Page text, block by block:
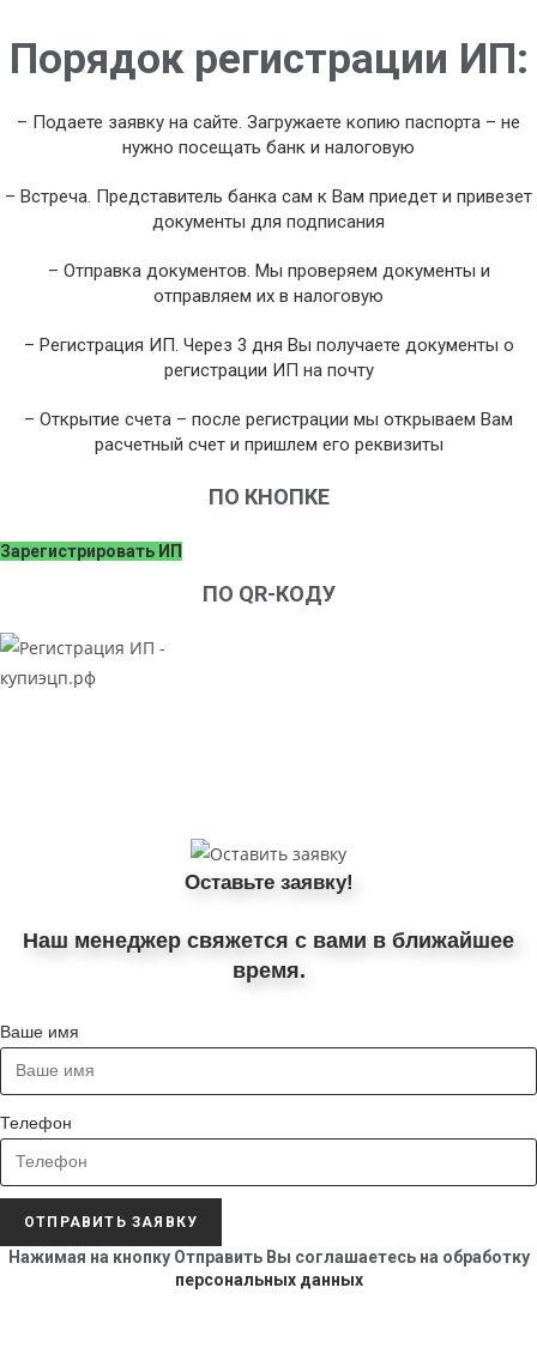
Порядок регистрации ИП:
– Подаете заявку на сайте. Загружаете копию паспорта – не
нужно посещать банк и налоговую
– Встреча. Представитель банка сам к Вам приедет и привезет
документы для подписания
– Отправка документов. Мы проверяем документы и
отправляем их в налоговую
– Регистрация ИП. Через 3 дня Вы получаете документы о
регистрации ИП на почту
– Открытие счета – после регистрации мы открываем Вам
расчетный счет и пришлем его реквизиты
ПО КНОПКЕ
Зарегистрировать ИП
ПО QR-КОДУ
Оставьте заявку!
Наш менеджер свяжется с вами в ближайшее
время.
Ваше имя
Телефон
ОТПРАВИТЬ ЗАЯВКУ
Нажимая на кнопку Отправить Вы соглашаетесь на обработку
персональных данных